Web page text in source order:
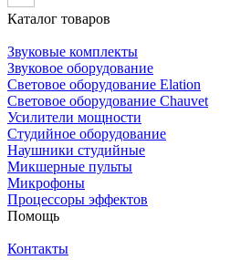
Каталог товаров
Звуковые комплекты
Звуковое оборудование
Световое оборудование Elation
Cветовое оборудование Chauvet
Усилители мощности
Студийное оборудование
Наушники студийные
Микшерные пульты
Микрофоны
Процессоры эффектов
Помощь
Контакты